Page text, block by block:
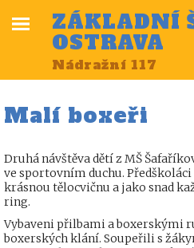
ZÁKLADNÍ
OSTRAVA
Nádražní 117
Malí boxeři
Druhá návštěva dětí z MŠ
ve sportovním duchu.
krásnou tělocvičnu a jako snad
ring.
Vybaveni přilbami a boxerskými
boxerských klání. Soupeřili s